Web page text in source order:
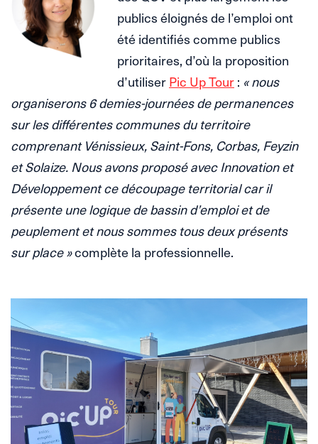
publics éloignés de l’emploi ont
été identifiés comme publics
prioritaires, d’où la proposition
d’utiliserPic Up Tour: « nous
organiserons 6 demies-journées de permanences
sur les différentes communes du territoire
comprenant Vénissieux, Saint-Fons, Corbas, Feyzin
et Solaize. Nous avons proposé avec Innovation et
Développement ce découpage territorial car il
présente une logique de bassin d’emploi et de
peuplement et nous sommes tous deux présents
sur place »complète la professionnelle.